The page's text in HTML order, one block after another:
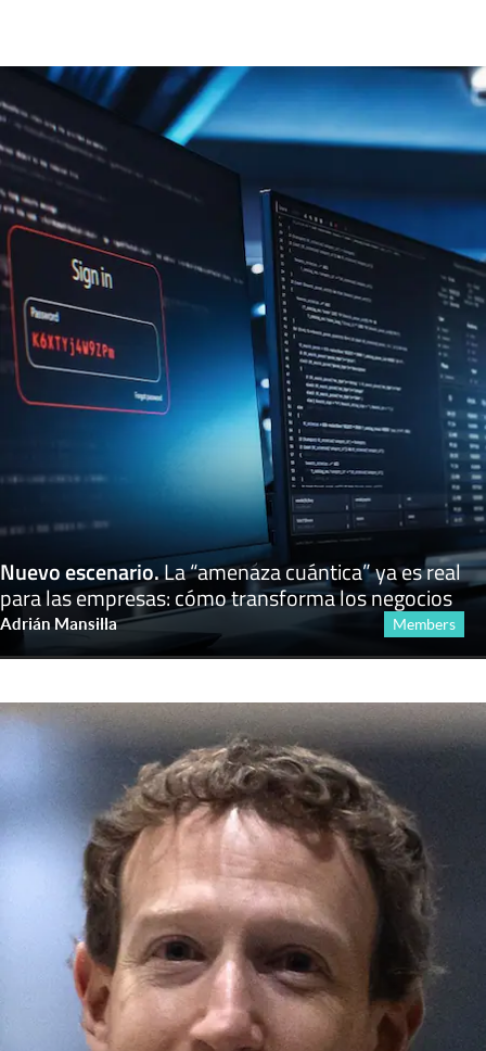
Nuevo escenario.La “amenaza cuántica” ya es real
para las empresas: cómo transforma los negocios
Adrián Mansilla Members